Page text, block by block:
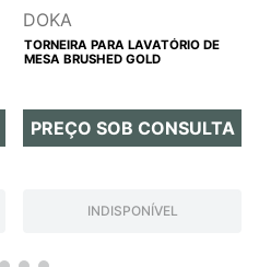
DOKA
TORNEIRA PARA LAVATÓRIO DE
MESA BRUSHED GOLD
PREÇO SOB CONSULTA
INDISPONÍVEL